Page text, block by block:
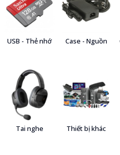
USB - Thẻ nhớ Case - Nguồn
Tai nghe Thiết bị khác